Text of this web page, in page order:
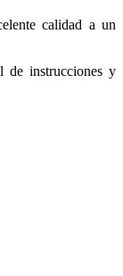
calidad a un
de instrucciones y